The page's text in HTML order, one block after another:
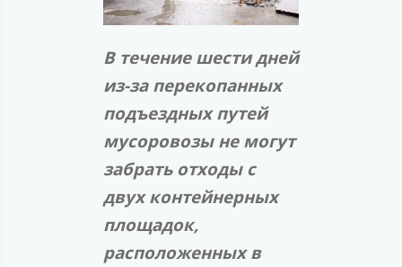
В течение шести дней
из-за перекопанных
подъездных путей
мусоровозы не могут
забрать отходы с
двух контейнерных
площадок,
расположенных в